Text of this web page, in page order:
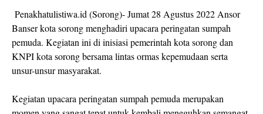
Penakhatulistiwa.id (Sorong)- Jumat 28 Agustus 2022 Ansor
Banser kota sorong menghadiri upacara peringatan sumpah
pemuda. Kegiatan ini di inisiasi pemerintah kota sorong dan
KNPI kota sorong bersama lintas ormas kepemudaan serta
unsur-unsur masyarakat.
Kegiatan upacara peringatan sumpah pemuda merupakan